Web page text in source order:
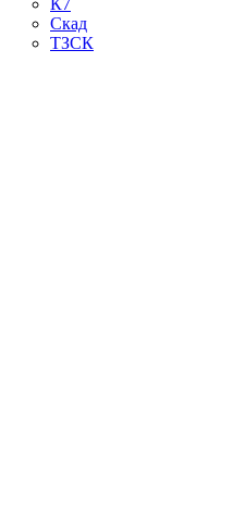
К7
Скад
ТЗСК